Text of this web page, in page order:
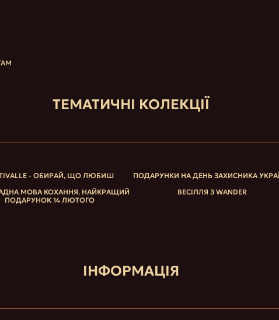
ТЕМАТИЧНІ КОЛЕКЦІЇ
- ОБИРАЙ, ЩО ЛЮБИШ ПОДАРУНКИ НА ДЕНЬ ЗАХИСНИКА
МОВА КОХАННЯ. НАЙКРАЩИЙ
ПОДАРУНОК 14 ЛЮТОГО
ВЕСІЛЛЯ З WANDER
ІНФОРМАЦІЯ